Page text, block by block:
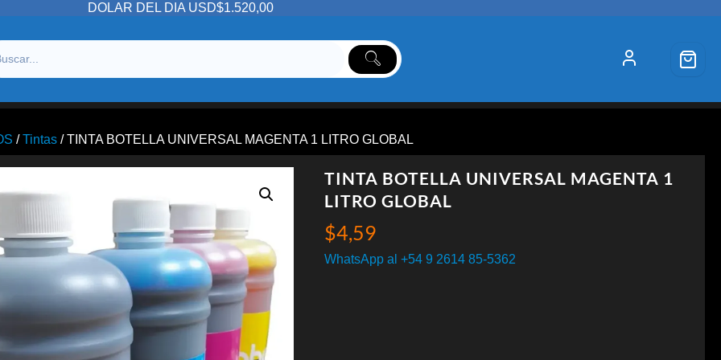
DOLAR DEL DIA USD$1.520,00
/Tintas / TINTA BOTELLA UNIVERSAL MAGENTA 1 LITRO GLOBAL
TINTA BOTELLA UNIVERSAL MAGENTA 1
LITRO GLOBAL
$4,59
WhatsApp al +54 9 2614 85-5362